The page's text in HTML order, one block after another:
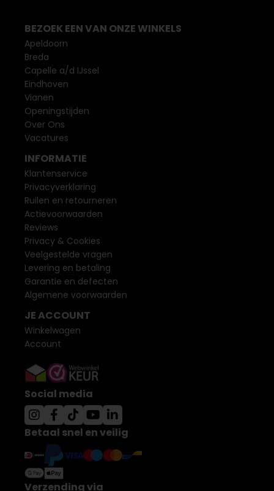
BEZOEK EEN VAN ONZE WINKELS
Apeldoorn
Breda
Capelle a/d IJssel
Eindhoven
Vianen
Openingstijden
Over Ons
Vacatures
INFORMATIE
Klantenservice
Privacyverklaring
Ruilen en retourneren
Actievoorwaarden
Reviews
Privacy & Cookies
Veelgestelde vragen
Levering en betaling
Garantie en defecten
Algemene voorwaarden
JE ACCOUNT
Winkelwagen
Account
Social media
Betaal snel en veilig
Verzending via